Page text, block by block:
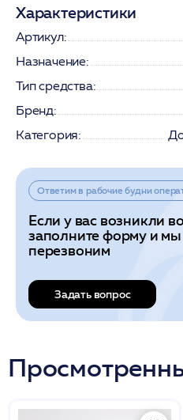
Характеристики
Артикул:
Назначение:
Тип средства:
Бренд:
Категория:
Ответим в рабочие будни
Если у вас возникли
заполните форму и мы
перезвоним
Задать вопрос